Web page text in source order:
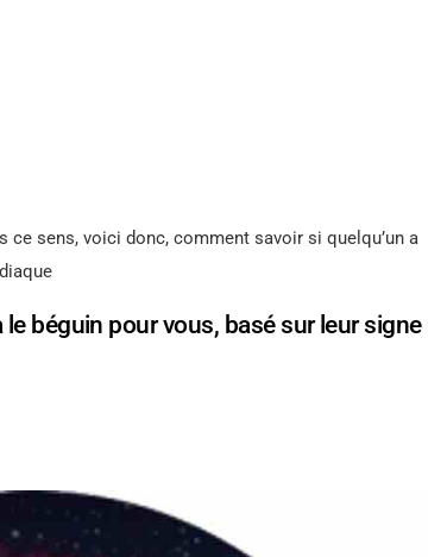
sens, voici donc, comment savoir si quelqu’un a
béguin pour vous, basé sur leur signe